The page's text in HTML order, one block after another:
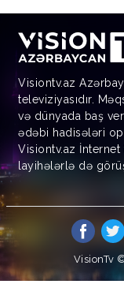
Visiontv.az
televiziyasıdır.
və dünyada baş
ədəbi hadisələri
Visiontv.az İnternet
layihələrlə də
VisionTv